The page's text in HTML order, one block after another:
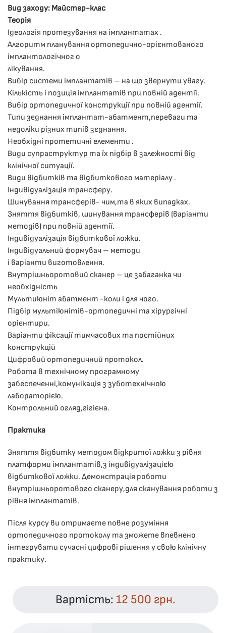
Вид заходу: Майстер-клас
Теорія
Ідеологія протезування на імплантатах .
Алгоритм планування ортопедично-орієнтованого
імплантологічног о
лікування.
Вибір системи імплантатів – на що звернути увагу.
Кількість і позиція імплантатів при повній адентії.
Вибір ортопедичної конструкції при повній адентії.
Типи зєднання імплантат-абатмент,переваги та
недоліки різних типів зєднання.
Необхідні протетичні елементи .
Види супраструктур та їх підбір в залежності від
клінічної ситуації.
Види відбитків та відбиткового матеріалу .
Індивідуалізація трансферу.
Шинування трансферів- чим,та в яких випадках.
Зняття відбитків, шинування трансферів (варіанти
методів) при повній адентії.
Індивідуалізація відбиткової ложки.
Індивідуальний формувач – методи
і варіанти виготовлення.
Внутрішньоротовий сканер – це забаганка чи
необхідність
Мультиюніт абатмент -коли і для чого.
Підбір мультіюнітів-ортопедичні та хірургічні
орієнтири.
Варіанти фіксації тимчасових та постійних
конструкцій
Цифровий ортопедичний протокол.
Робота в технічному програмному
забеспеченні,комунікація з зуботехнічною
лабораторією.
Контрольний огляд,гігієна.
Практика
Зняття відбитку методом відкритої ложки з рівня
платформи імплантатів,з індивідуалізацією
відбиткової ложки. Демонстрація роботи
внутрішньоротового сканеру,для сканування роботи з
рівня імплантатів.
Після курсу ви отримаєте повне розуміння
ортопедичного протоколу та зможете впевнено
інтегрувати сучасні цифрові рішення у свою клінічну
практику.
Вартість: 12 500 грн.